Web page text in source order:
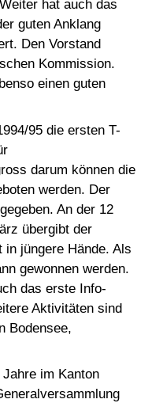
hat auch das
guten Anklang
Den Vorstand
Kommission.
einen guten
95 die ersten T-
darum können die
werden. Der
An der 12
übergibt der
jüngere Hände. Als
gewonnen werden.
das erste Info-
Aktivitäten sind
Bodensee,
im Kanton